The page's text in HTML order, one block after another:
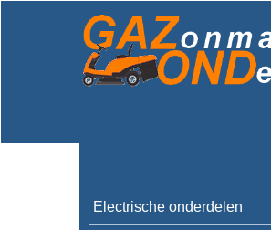
Electrische onderdelen